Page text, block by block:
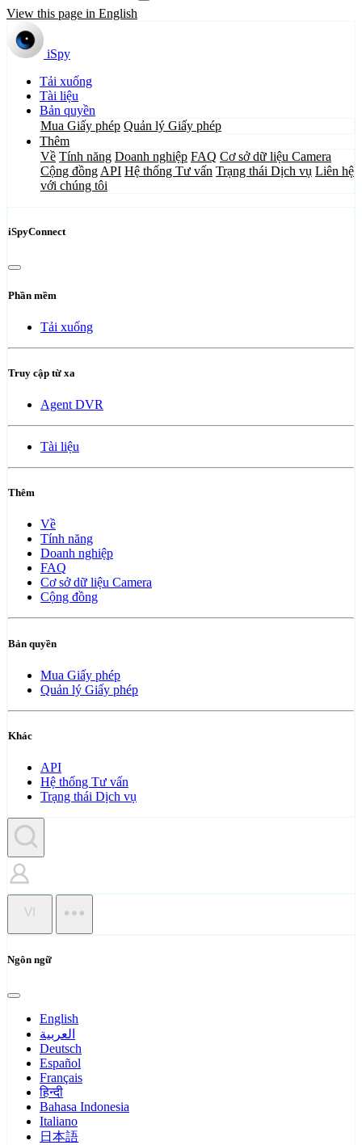
View this page in English
iSpy
Tải xuống
Tài liệu
Bản quyền
Mua Giấy phép Quản lý Giấy phép
Thêm
Về Tính năng Doanh nghiệp FAQ Cơ sở dữ liệu Camera
Cộng đồng API Hệ thống Tư vấn Trạng thái Dịch vụ Liên hệ
với chúng tôi
iSpyConnect
Phần mềm
Tải xuống
Truy cập từ xa
Agent DVR
Tài liệu
Thêm
Về
Tính năng
Doanh nghiệp
FAQ
Cơ sở dữ liệu Camera
Cộng đồng
Bản quyền
Mua Giấy phép
Quản lý Giấy phép
Khác
API
Hệ thống Tư vấn
Trạng thái Dịch vụ
VI
Ngôn ngữ
English
العربية
Deutsch
Español
Français
हिन्दी
Bahasa Indonesia
Italiano
日本語